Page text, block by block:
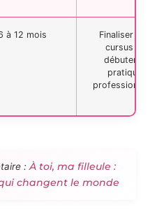
à 12 mois
Finaliser son
cursus et
débuter la
pratique
professionnelle
:À toi, ma filleule :
changent le monde